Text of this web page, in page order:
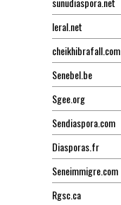
leral.net
cheikhibrafall.com
Senebel.be
Sgee.org
Sendiaspora.com
Diasporas.fr
Seneimmigre.com
Rgsc.ca